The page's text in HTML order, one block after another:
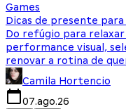
Games
Dicas de presente
Do refúgio para
performance visual,
renovar a rotina de
Camila Hortencio
07.ago.26